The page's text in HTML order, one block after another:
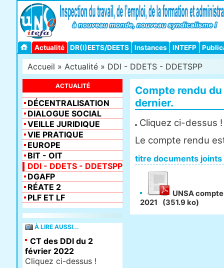
Actualité DR(I)EETS/DEETS Instances INTEFP
Accueil » Actualité » DDI - DDETS - DDETSPP
Compte rendu
dernier.
Cliquez ci-dessus !
Le compte rendu
titre documents joints
UNSA
2021
(351.9 ko)
ACTUALITÉ
DÉCENTRALISATION
DIALOGUE SOCIAL
VEILLE JURIDIQUE
VIE PRATIQUE
EUROPE
BIT - OIT
DDI - DDETS - DDETSPP
DGAFP
RÉATE 2
PLF ET LF
À LIRE AUSSI...
CT des DDI du 2
février 2022
Cliquez ci-dessus !